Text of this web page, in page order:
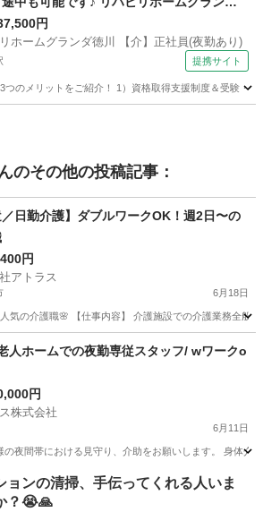
介】正社員(夜勤あり) 老人介護施設スタッ
円
ホームグランダ徳川 【介】正社員(夜勤あり)
提携サイト
のメリットをご紹介！ 1）資格取得支援制度＆受験・
のその他の投稿記事：
／日勤介護】ダブルワークOK！週2日〜の
円
アトラス
6月18日
気の介護職🌸 【仕事内容】 介護施設での介護業務全般
士 時給
ホームでの夜勤専従スタッフ/ wワークo
円
株式会社
6月11日
の夜間帯における見守り、介助をお願いします。 身体
駅 介護 スタッフ
ョンの清掃、手伝ってくれる人いま
？😭🙏